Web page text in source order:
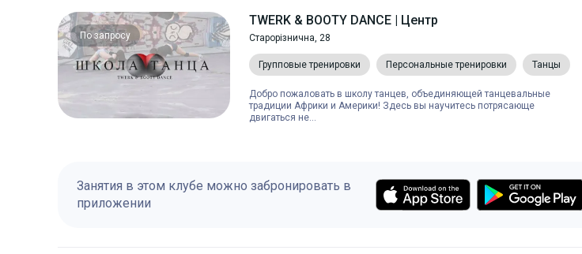
По запросу
TWERK & BOOTY DANCE | Центр
Старорізнична, 28
Групповые тренировки Персональные тренировки Танцы
Добро пожаловать в школу танцев, объединяющей танцевальные
традиции Африки и Америки! Здесь вы научитесь потрясающе
двигаться не...
Занятия в этом клубе можно забронировать в
приложении